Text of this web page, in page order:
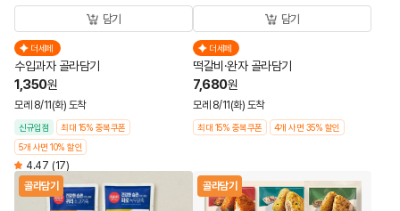
담기
더세페
수입과자 골라담기
1,350원
모레 8/11(화) 도착
신규입점
최대 15% 중복쿠폰
5개 사면 10% 할인
4.47 (17)
담기
더세페
떡갈비·완자 골라담기
7,680원
모레 8/11(화) 도착
최대 15% 중복쿠폰 4개 사면 35% 할인
골라담기 골라담기